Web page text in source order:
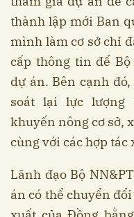
thành lập mới Ban
mình làm cơ sở chỉ
cấp thông tin để
dự án. Bên cạnh
soát lại lực lượng
khuyến nông cơ sở,
cùng với các hợp
Lãnh đạo Bộ
án có thể chuyển